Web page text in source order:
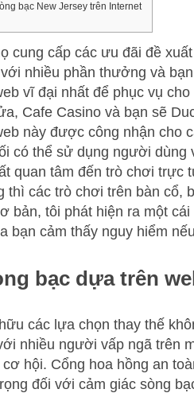
bạc New Jersey trên Internet
cung cấp các ưu đãi đề
nhiều phần thưởng và
vĩ đại nhất để phục vụ
Cafe Casino và bạn sẽ
này được công nhận cho
có thể sử dụng người dùng
quan tâm đến trò chơi trực
thì các trò chơi trên bàn cổ,
bản, tôi phát hiện ra một
bạn cảm thấy nguy hiểm
bạc dựa trên
các lựa chọn thay thế
nhiều người vấp ngã trên
hội. Cổng hoa hồng an
đối với cảm giác sòng